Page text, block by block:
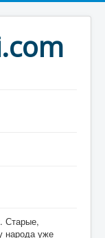
Старые,
народа уже